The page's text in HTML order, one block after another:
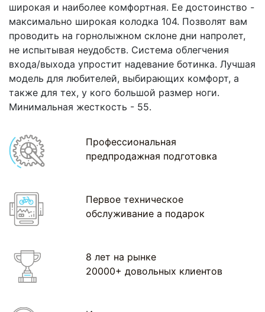
широкая и наиболее комфортная. Ее достоинство -
максимально широкая колодка 104. Позволят вам
проводить на горнолыжном склоне дни напролет,
не испытывая неудобств. Система облегчения
входа/выхода упростит надевание ботинка. Лучшая
модель для любителей, выбирающих комфорт, а
также для тех, у кого большой размер ноги.
Минимальная жесткость - 55.
Профессиональная
предпродажная подготовка
Первое техническое
обслуживание а подарок
8 лет на рынке
20000+ довольных клиентов